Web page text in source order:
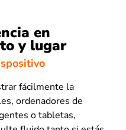
en
y lugar
fácilmente la
ordenadores de
o tabletas,